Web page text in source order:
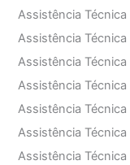
Assistência
Assistência Técnica
Assistência
Assistência
Assistência
Assistência Técnica
Assistência Técnica